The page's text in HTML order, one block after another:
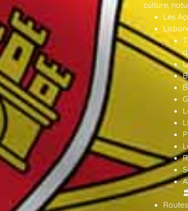
culture,
Les